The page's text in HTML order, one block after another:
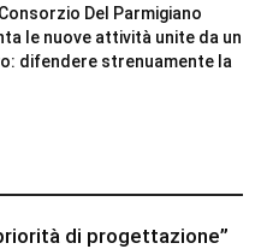
Consorzio Del Parmigiano
le nuove attività unite da un
difendere strenuamente la
di progettazione”